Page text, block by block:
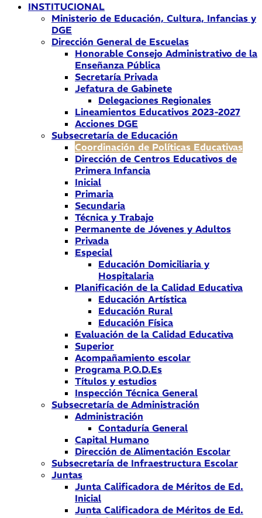
INSTITUCIONAL
Ministerio de Educación, Cultura, Infancias y
DGE
Dirección General de Escuelas
Honorable Consejo Administrativo de la
Enseñanza Pública
Secretaría Privada
Jefatura de Gabinete
Delegaciones Regionales
Lineamientos Educativos 2023-2027
Acciones DGE
Subsecretaría de Educación
Coordinación de Políticas Educativas
Dirección de Centros Educativos de
Primera Infancia
Inicial
Primaria
Secundaria
Técnica y Trabajo
Permanente de Jóvenes y Adultos
Privada
Especial
Educación Domiciliaria y
Hospitalaria
Planificación de la Calidad Educativa
Educación Artística
Educación Rural
Educación Física
Evaluación de la Calidad Educativa
Superior
Acompañamiento escolar
Programa P.O.D.Es
Títulos y estudios
Inspección Técnica General
Subsecretaría de Administración
Administración
Contaduría General
Capital Humano
Dirección de Alimentación Escolar
Subsecretaría de Infraestructura Escolar
Juntas
Junta Calificadora de Méritos de Ed.
Inicial
Junta Calificadora de Méritos de Ed.